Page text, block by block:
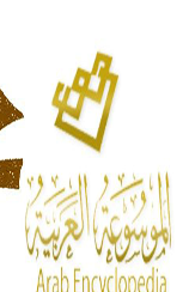
الحكم، الأدلة،
له الفضل بأنه
- هل تعلم أن
من مادة كربونات
أجود أنواعه،